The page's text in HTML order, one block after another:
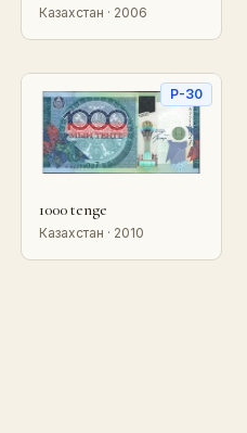
Казахстан · 2006
P-30
1000 tenge
Казахстан · 2010